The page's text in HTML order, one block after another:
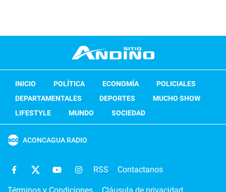
INICIO POLÍTICA ECONOMÍA
POLICIALES
DEPARTAMENTALES
DEPORTES
MUCHO SHOW
LIFESTYLE
MUNDO SOCIEDAD
ACONCAGUA RADIO
RSS Contactanos